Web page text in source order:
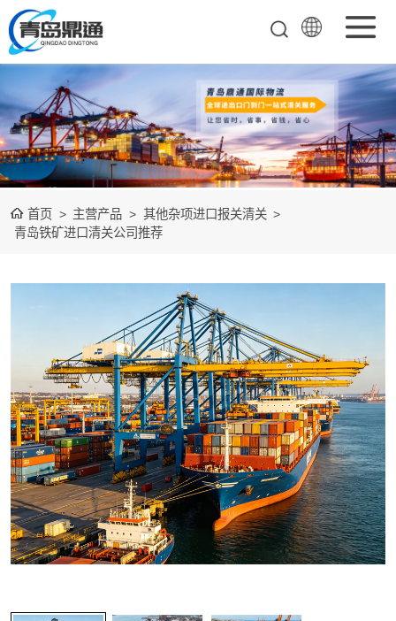
首页 > 主营产品 > 其他杂项进口报关清关 >
青岛铁矿进口清关公司推荐
矿产品进口报关
清关
农副产品进口报
关清关
水产冻品进口报
关
化妆品进口报关
其他杂项进口报
关清关